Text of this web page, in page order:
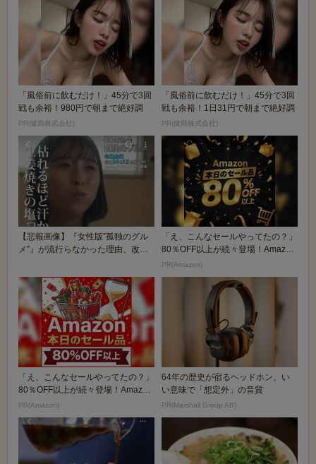
「風俗前に飲むだけ！」45分で3回
戦も余裕！980円で朝まで絶好調
PR(健商株式会社)
「風俗前に飲むだけ！」45分で3回
戦も余裕！1日31円で朝まで絶好調
PR(健商株式会社)
【悲報画像】『女性版”孤独のグル
メ”』が流行らなかった理由、改め
「え、こんなセールやってたの？」
80％OFF以上が続々登場！Amazon
の本気が...
PR(Amazon)
「え、こんなセールやってたの？」
80％OFF以上が続々登場！Amazon
の本気が...
PR(Amazon)
64年の歴史が宿るヘッドホン、い
い意味で「想定外」の音質
PR(Marshall Group AB)